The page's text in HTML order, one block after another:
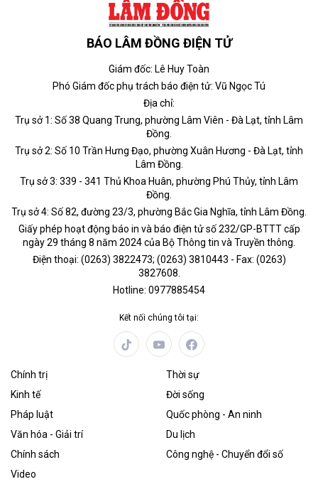
BÁO LÂM ĐỒNG ĐIỆN TỬ
Giám đốc: Lê Huy Toàn
Phó Giám đốc phụ trách báo điện tử: Vũ Ngọc Tú
Địa chỉ:
Trụ sở 1: Số 38 Quang Trung, phường Lâm Viên - Đà Lạt, tỉnh Lâm
Đồng.
Trụ sở 2: Số 10 Trần Hưng Đạo, phường Xuân Hương - Đà Lạt, tỉnh
Lâm Đồng.
Trụ sở 3: 339 - 341 Thủ Khoa Huân, phường Phú Thủy, tỉnh Lâm
Đồng.
Trụ sở 4: Số 82, đường 23/3, phường Bắc Gia Nghĩa, tỉnh Lâm Đồng.
Giấy phép hoạt động báo in và báo điện tử số 232/GP-BTTT cấp
ngày 29 tháng 8 năm 2024 của Bộ Thông tin và Truyền thông.
Điện thoại: (0263) 3822473; (0263) 3810443 - Fax: (0263)
3827608.
Hotline: 0977885454
Kết nối chúng tôi tại:
Chính trị
Thời sự
Kinh tế
Đời sống
Pháp luật
Quốc phòng - An ninh
Văn hóa - Giải trí
Du lịch
Chính sách
Công nghệ - Chuyển đổi số
Video